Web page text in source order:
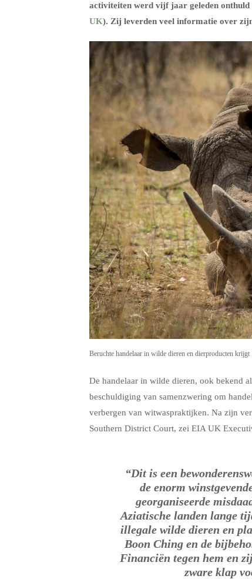
activiteiten werd vijf jaar geleden
UK). Zij leverden veel informatie over
Beruchte handelaar in wilde dieren en dierproducten
De handelaar in wilde dieren, ook bekend
beschuldiging van samenzwering om
verbergen van witwaspraktijken. Na zijn
Southern District Court, zei EIA UK
“Dit is een
de enorm
georganiseerde
Aziatische landen lange
illegale wilde dieren en
Boon Ching en de
Financiën tegen hem en
zware klap